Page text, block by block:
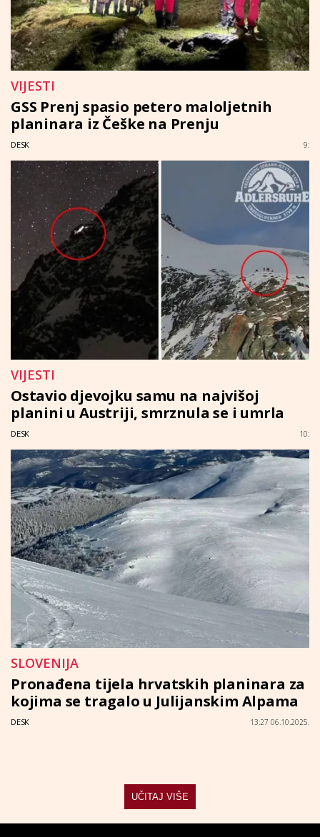
VIJESTI
GSS Prenj spasio petero maloljetnih
planinara iz Češke na Prenju
DESK 9:
VIJESTI
Ostavio djevojku samu na najvišoj
planini u Austriji, smrznula se i umrla
DESK 10:
SLOVENIJA
Pronađena tijela hrvatskih planinara za
kojima se tragalo u Julijanskim Alpama
DESK 13:27 06.10.2025.
UČITAJ VIŠE